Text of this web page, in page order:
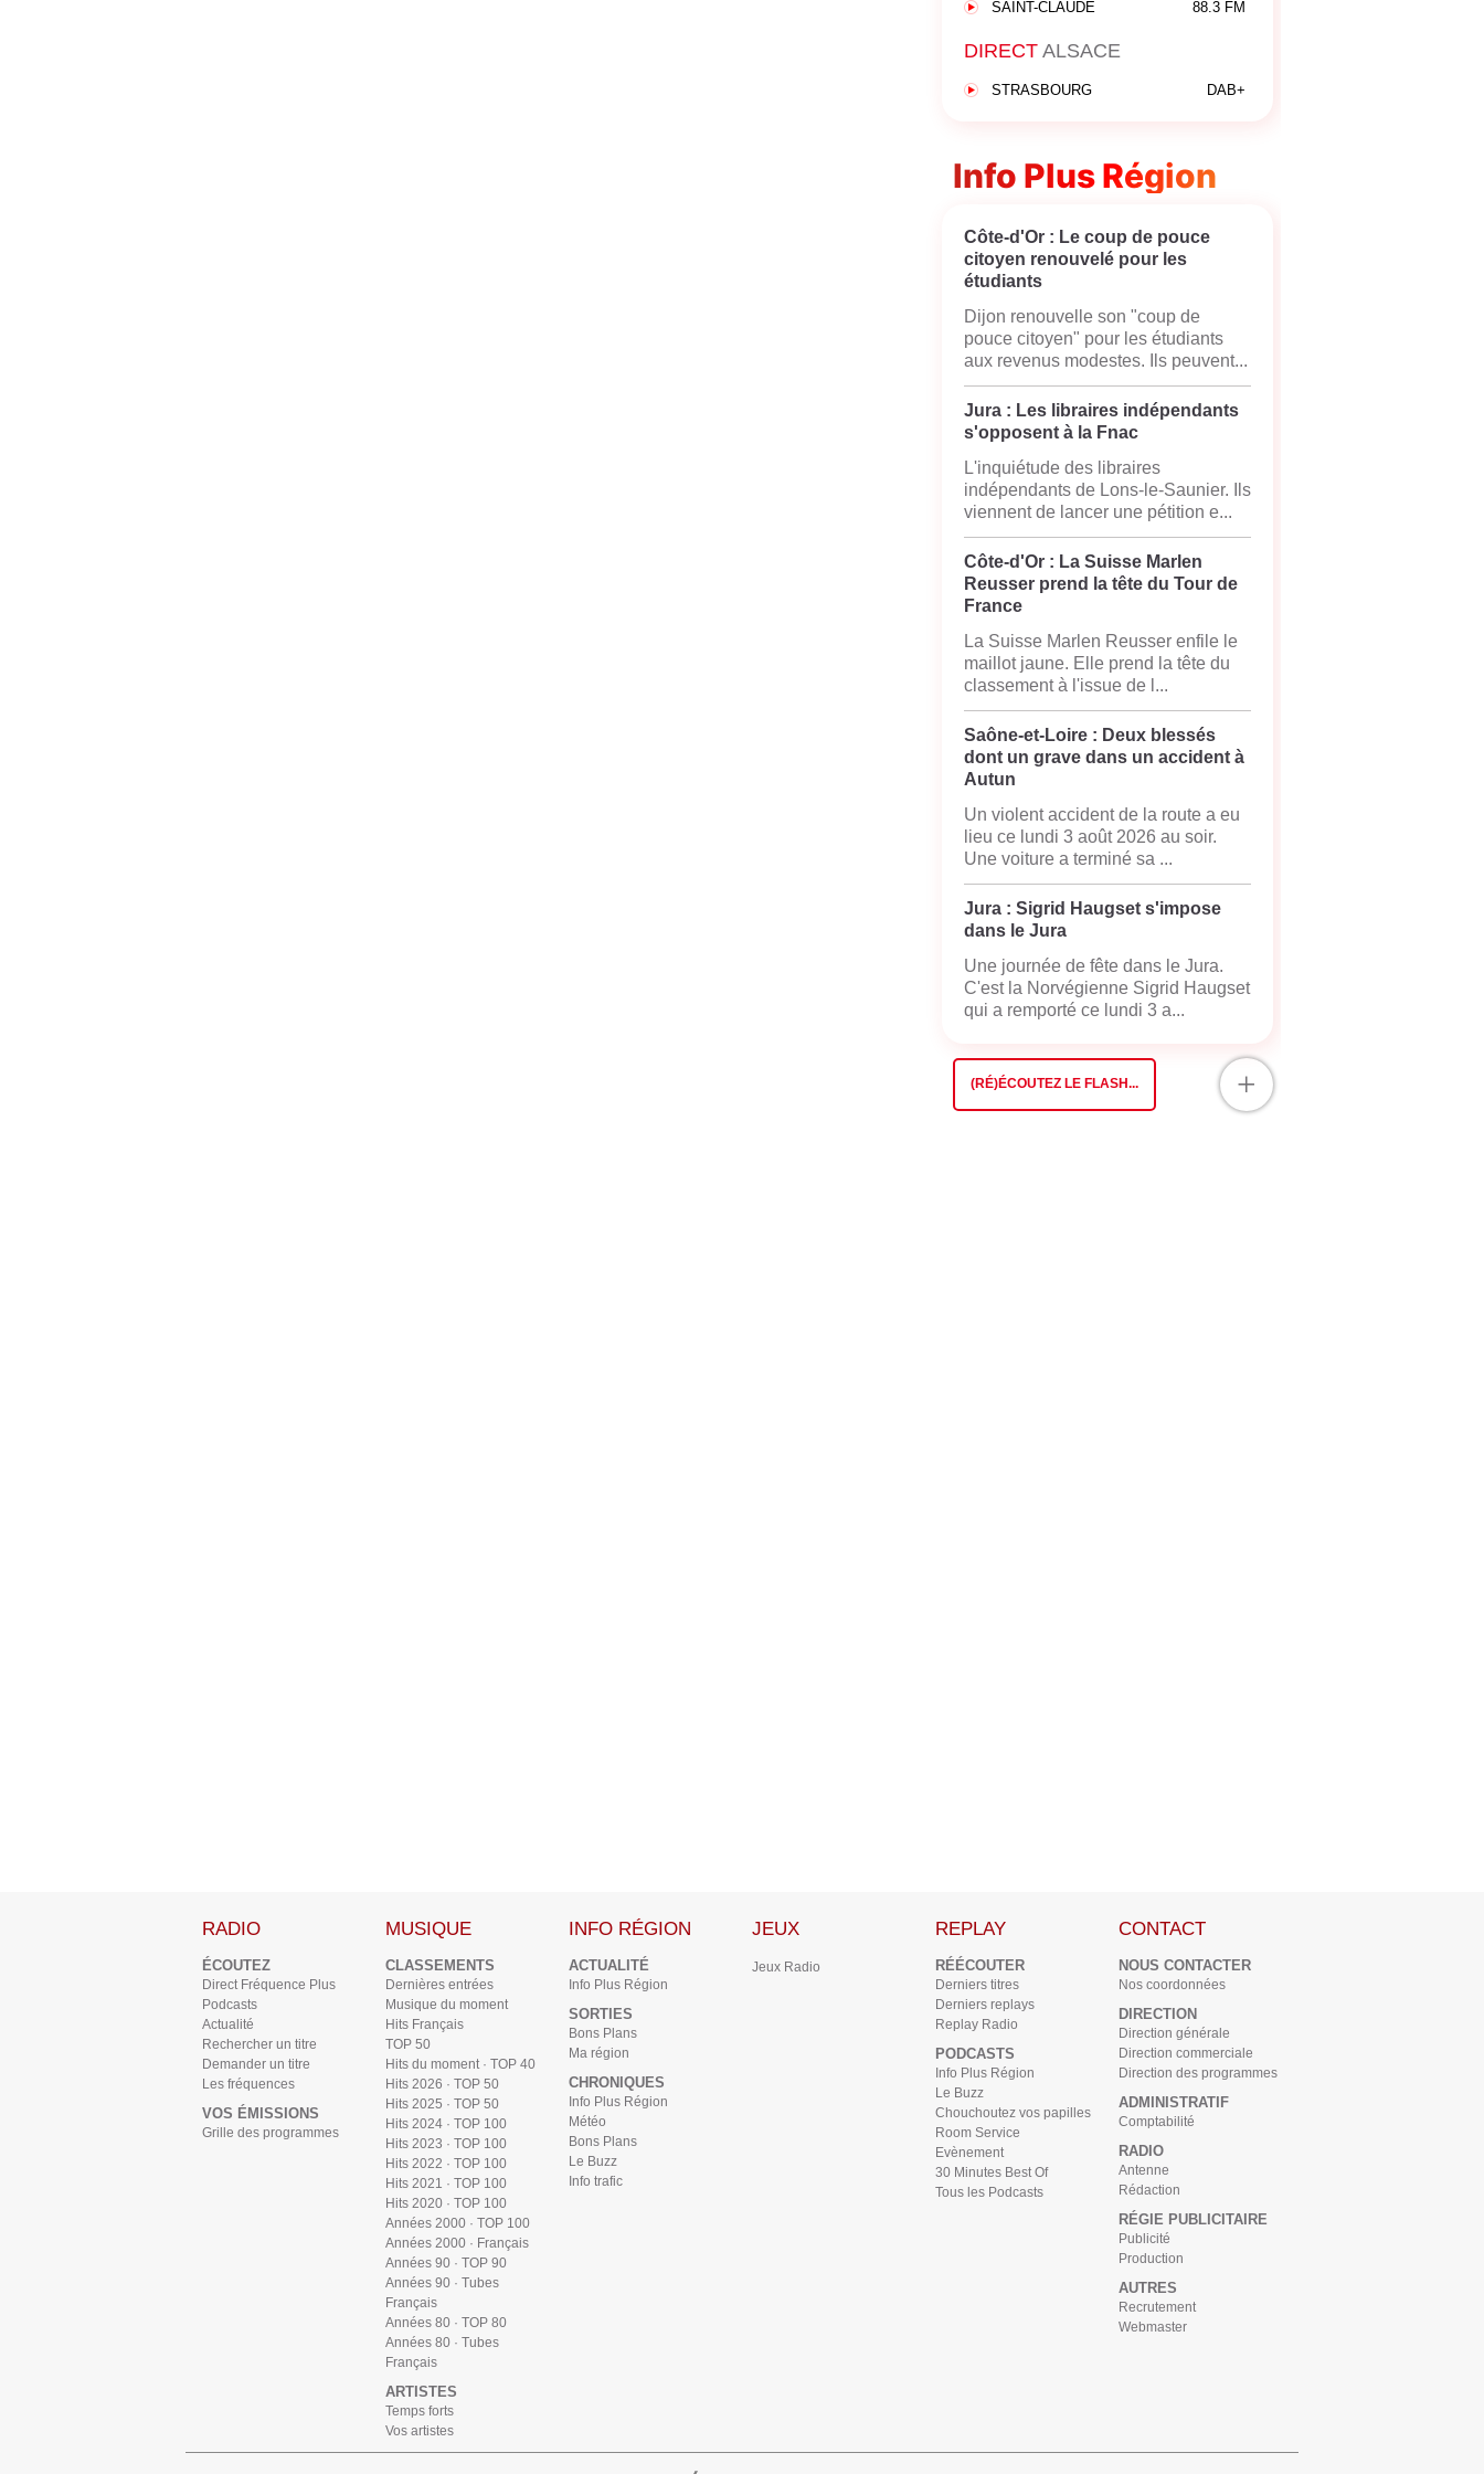
SAINT-CLAUDE 88.3 FM
DIRECTALSACE
STRASBOURG DAB+
Info Plus Région
Côte-d'Or : Le coup de pouce
citoyen renouvelé pour les
étudiants
Dijon renouvelle son "coup de
pouce citoyen" pour les étudiants
aux revenus modestes. Ils peuvent...
Jura : Les libraires indépendants
s'opposent à la Fnac
L'inquiétude des libraires
indépendants de Lons-le-Saunier. Ils
viennent de lancer une pétition e...
Côte-d'Or : La Suisse Marlen
Reusser prend la tête du Tour de
France
La Suisse Marlen Reusser enfile le
maillot jaune. Elle prend la tête du
classement à l'issue de l...
Saône-et-Loire : Deux blessés
dont un grave dans un accident à
Autun
Un violent accident de la route a eu
lieu ce lundi 3 août 2026 au soir.
Une voiture a terminé sa ...
Jura : Sigrid Haugset s'impose
dans le Jura
Une journée de fête dans le Jura.
C'est la Norvégienne Sigrid Haugset
qui a remporté ce lundi 3 a...
(RÉ)ÉCOUTEZ LE FLASH... +
RADIO
ÉCOUTEZ
Direct Fréquence Plus
Podcasts
Actualité
Rechercher un titre
Demander un titre
Les fréquences
VOS ÉMISSIONS
Grille des programmes
MUSIQUE
CLASSEMENTS
Dernières entrées
Musique du moment
Hits Français
TOP 50
Hits du moment · TOP 40
Hits 2026 · TOP 50
Hits 2025 · TOP 50
Hits 2024 · TOP 100
Hits 2023 · TOP 100
Hits 2022 · TOP 100
Hits 2021 · TOP 100
Hits 2020 · TOP 100
Années 2000 · TOP 100
Années 2000 · Français
Années 90 · TOP 90
Années 90 · Tubes
Français
Années 80 · TOP 80
Années 80 · Tubes
Français
ARTISTES
Temps forts
Vos artistes
INFO RÉGION
ACTUALITÉ
Info Plus Région
SORTIES
Bons Plans
Ma région
CHRONIQUES
Info Plus Région
Météo
Bons Plans
Le Buzz
Info trafic
JEUX
Jeux Radio
REPLAY
RÉÉCOUTER
Derniers titres
Derniers replays
Replay Radio
PODCASTS
Info Plus Région
Le Buzz
Chouchoutez vos papilles
Room Service
Evènement
30 Minutes Best Of
Tous les Podcasts
CONTACT
NOUS CONTACTER
Nos coordonnées
DIRECTION
Direction générale
Direction commerciale
Direction des programmes
ADMINISTRATIF
Comptabilité
RADIO
Antenne
Rédaction
RÉGIE PUBLICITAIRE
Publicité
Production
AUTRES
Recrutement
Webmaster